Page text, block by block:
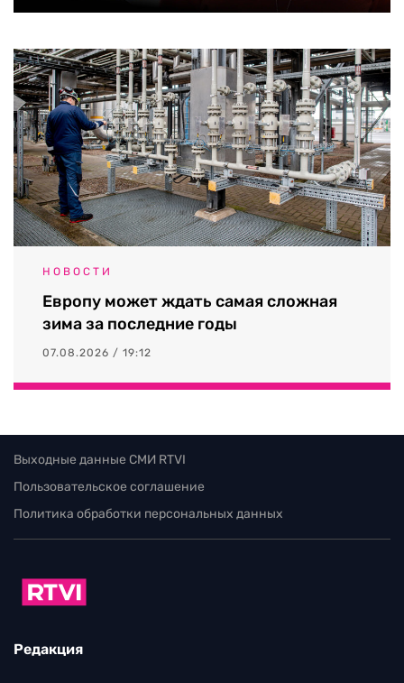
НОВОСТИ
Европу может ждать самая сложная
зима за последние годы
07.08.2026 / 19:12
Выходные данные СМИ RTVI
Пользовательское соглашение
Политика обработки персональных данных
Редакция